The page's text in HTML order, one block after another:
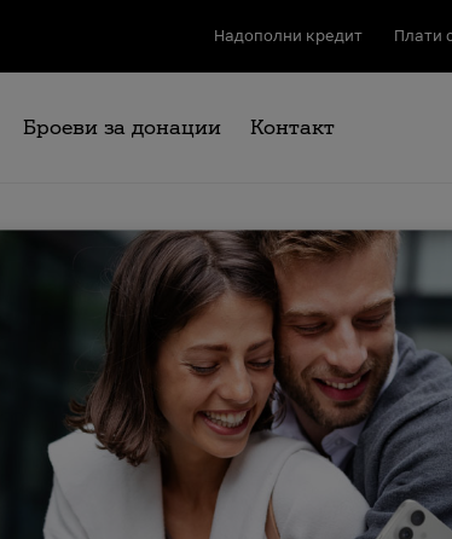
Надополни кредит Плати
Броеви за донации Контакт